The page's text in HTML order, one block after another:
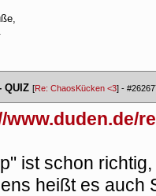
QUIZ [Re: ChaosKücken <3] -
www.duden.de/
ist schon
heißt es auch